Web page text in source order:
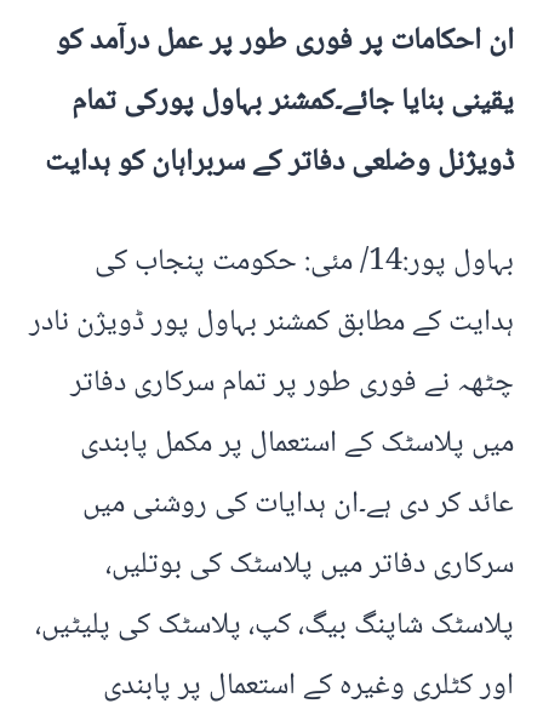
ان احکامات پر فوری طور پر عمل درآمد کو
یقینی بنایا جائے۔کمشنر بہاول پورکی تمام
ڈویژنل وضلعی دفاتر کے سربراہان کو ہدایت
بہاول پور:14/ مئی: حکومت پنجاب کی
ہدایت کے مطابق کمشنر بہاول پور ڈویژن نادر
چٹھہ نے فوری طور پر تمام سرکاری دفاتر
میں پلاسٹک کے استعمال پر مکمل پابندی
عائد کر دی ہے۔ان ہدایات کی روشنی میں
سرکاری دفاتر میں پلاسٹک کی بوتلیں،
پلاسٹک شاپنگ بیگ، کپ، پلاسٹک کی پلیٹیں،
اور کٹلری وغیرہ کے استعمال پر پابندی